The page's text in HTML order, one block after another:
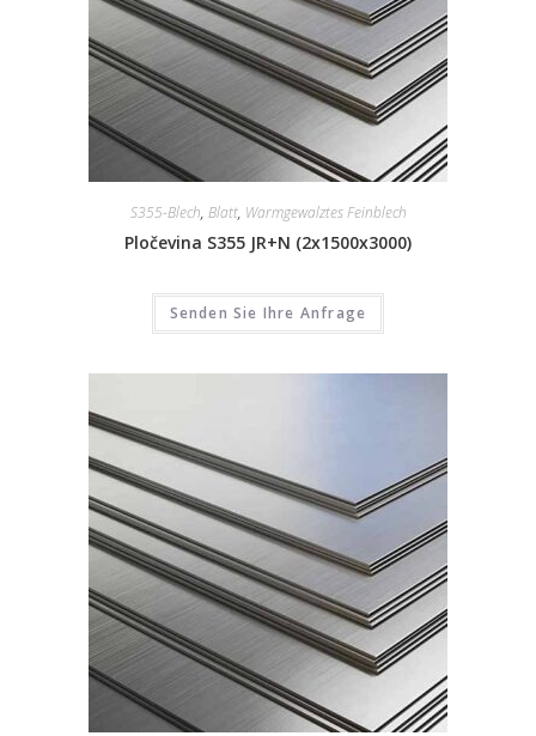
S355-Blech, Blatt, Warmgewalztes Feinblech
Pločevina S355 JR+N (2x1500x3000)
Senden Sie Ihre Anfrage